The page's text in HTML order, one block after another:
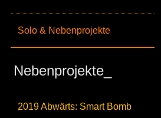
Solo & Nebenprojekte
Nebenprojekte_
2019 Abwärts: Smart Bomb